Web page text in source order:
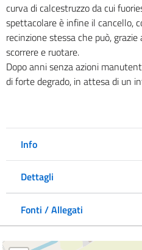
curva di calcestruzzo da cui
spettacolare è infine il cancello,
recinzione stessa che può,
scorrere e ruotare.
Dopo anni senza azioni
di forte degrado, in attesa di un
Info
Dettagli
Fonti / Allegati